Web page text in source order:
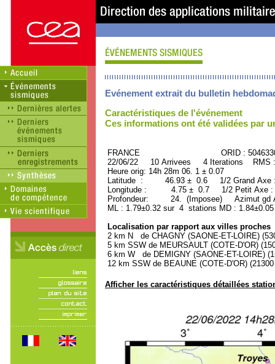
Evénement extrait du bulletin
Caractéristiques de l'événement
Ces informations ont été validées par
FRANCE ORID :
22/06/22 10 Arrivees 4 Iterations RMS
Heure orig: 14h 28m 06. 1 ± 0.07
Latitude : 46.93 ± 0.6 1/2 Grand
Longitude : 4.75 ± 0.7 1/2 Petit Axe
Profondeur: 24. (Imposee) Azimut gd
ML : 1.79±0.32 sur 4 stations MD :
Localisation par rapport aux villes proches
2 km N de CHAGNY (SAONE-ET-LOIRE)
5 km SSW de MEURSAULT (COTE-D'OR)
6 km W de DEMIGNY (SAONE-ET-LOIRE)
12 km SSW de BEAUNE (COTE-D'OR)
Afficher les caractéristiques détaillées